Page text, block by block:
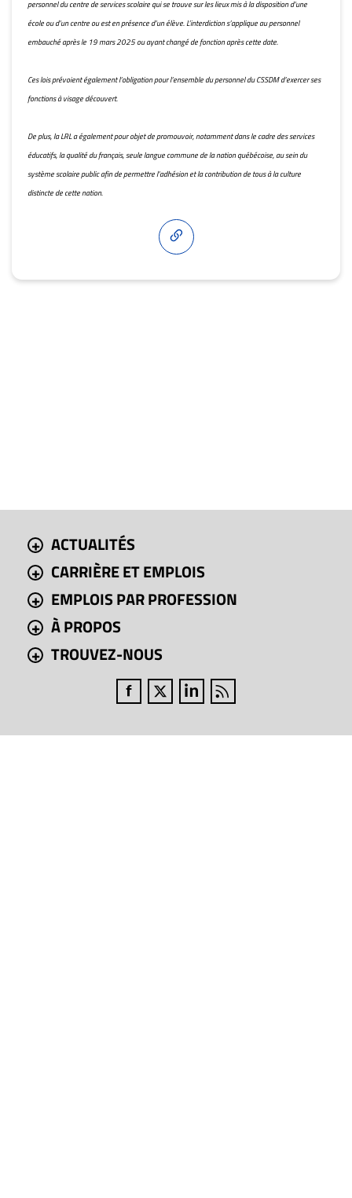
personnel du centre de services scolaire qui se trouve sur les lieux mis à la disposition d’une
école ou d’un centre ou est en présence d’un élève. L’interdiction s’applique au personnel
embauché après le 19 mars 2025 ou ayant changé de fonction après cette date.
Ces lois prévoient également l’obligation pour l’ensemble du personnel du CSSDM d’exercer ses
fonctions à visage découvert.
De plus, la LRL a également pour objet de promouvoir, notamment dans le cadre des services
éducatifs, la qualité du français, seule langue commune de la nation québécoise, au sein du
système scolaire public afin de permettre l’adhésion et la contribution de tous à la culture
distincte de cette nation.
ACTUALITÉS
CARRIÈRE ET EMPLOIS
EMPLOIS PAR PROFESSION
À PROPOS
TROUVEZ-NOUS